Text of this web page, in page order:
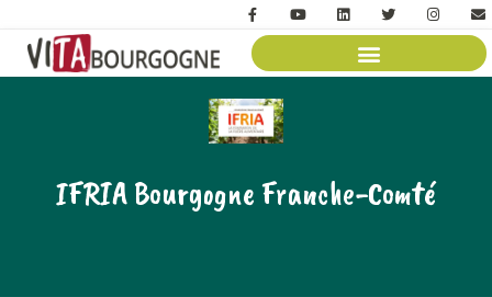
IFRIA Bourgogne Franche-Comté